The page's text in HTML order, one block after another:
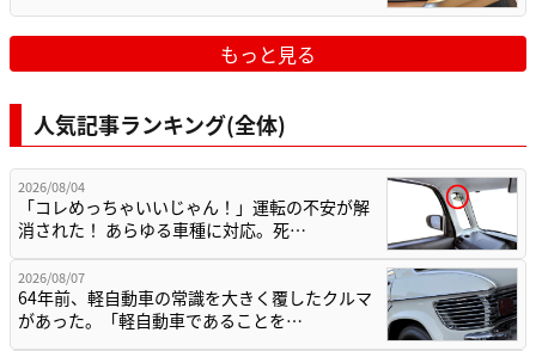
もっと見る
人気記事ランキング(全体)
2026/08/04
「コレめっちゃいいじゃん！」運転の不安が解
消された！ あらゆる車種に対応。死…
2026/08/07
64年前、軽自動車の常識を大きく覆したクルマ
があった。「軽自動車であることを…